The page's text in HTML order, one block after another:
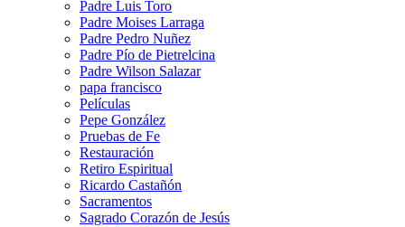
Padre Luis Toro
Padre Moises Larraga
Padre Pedro Nuñez
Padre Pío de Pietrelcina
Padre Wilson Salazar
papa francisco
Películas
Pepe González
Pruebas de Fe
Restauración
Retiro Espiritual
Ricardo Castañón
Sacramentos
Sagrado Corazón de Jesús